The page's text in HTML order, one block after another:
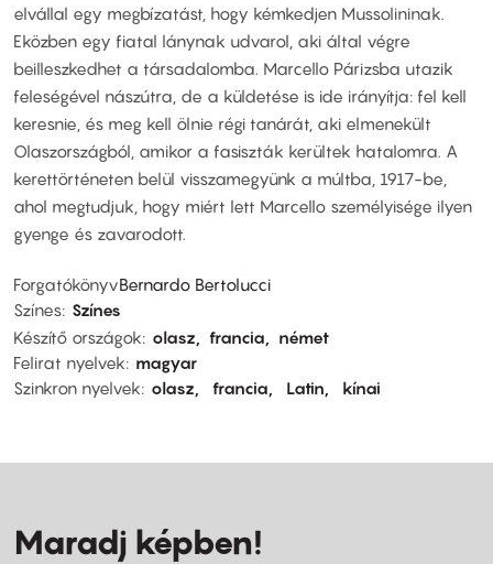
elvállal egy megbízatást, hogy kémkedjen Mussolininak.
Eközben egy fiatal lánynak udvarol, aki által végre
beilleszkedhet a társadalomba. Marcello Párizsba utazik
feleségével nászútra, de a küldetése is ide irányítja: fel kell
keresnie, és meg kell ölnie régi tanárát, aki elmenekült
Olaszországból, amikor a fasiszták kerültek hatalomra. A
kerettörténeten belül visszamegyünk a múltba, 1917-be,
ahol megtudjuk, hogy miért lett Marcello személyisége ilyen
gyenge és zavarodott.
ForgatókönyvBernardo Bertolucci
Színes Színes
Készítő országok
olasz francia
német
Felirat nyelvek
magyar
Szinkron nyelvek
olasz francia Latin kínai
Maradj képben!